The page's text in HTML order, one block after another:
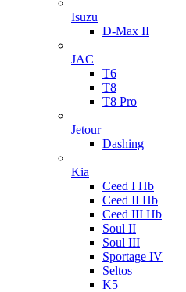
Isuzu
D-Max II
JAC
T6
T8
T8 Pro
Jetour
Dashing
Kia
Ceed I Hb
Ceed II Hb
Ceed III Hb
Soul II
Soul III
Sportage IV
Seltos
K5